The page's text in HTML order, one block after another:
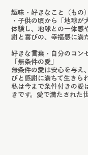
趣味・好きなこと（もの）
・子供の頃から「地球が
体験し、地球との一体感
謝と喜びの、幸福感に満
好きな言葉・自分のコン
「無条件の愛」
無条件の愛は安心を与え
びと感謝に満ちて生きら
私は今まで条件付きの愛
きです。愛で満たされた